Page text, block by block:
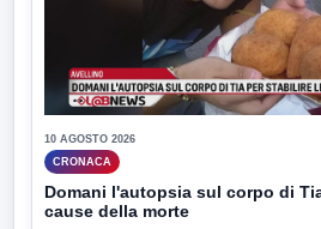
10 AGOSTO 2026
CRONACA
Domani l'autopsia sul corpo di
cause della morte